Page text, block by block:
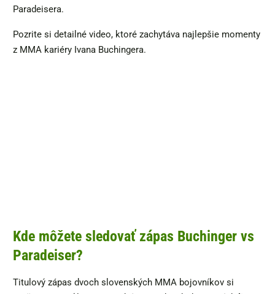
Paradeisera.
Pozrite si detailné video, ktoré zachytáva najlepšie momenty
z MMA kariéry Ivana Buchingera.
Kde môžete sledovať zápas Buchinger vs
Paradeiser?
Titulový zápas dvoch slovenských MMA bojovníkov si